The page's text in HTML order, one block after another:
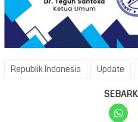
Republik Indonesia Update